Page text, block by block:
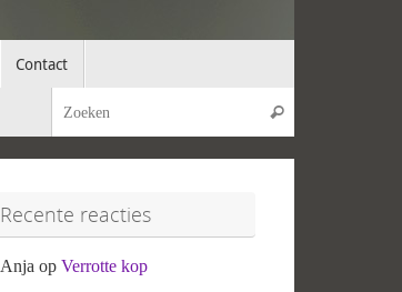
Contact
Zoeken
Recente reacties
Anja op Verrotte kop